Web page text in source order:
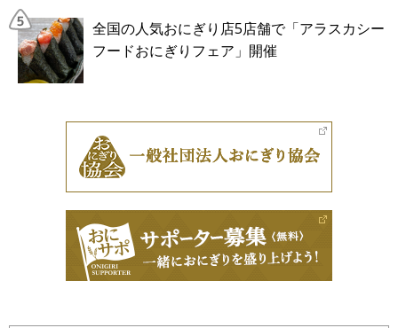
全国の人気おにぎり店5店舗で「アラスカシー
フードおにぎりフェア」開催